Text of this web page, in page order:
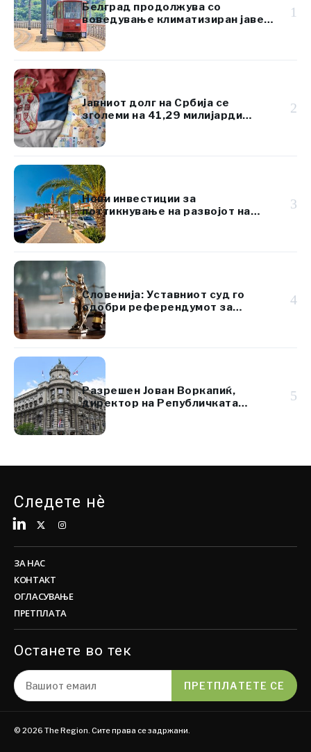
Белград продолжува со
воведување климатизиран јавен
превоз
1
Јавниот долг на Србија се
зголеми на 41,29 милијарди
евра, но остана под 45% од БДП
2
Нови инвестиции за
поттикнување на развојот на
островот Брач
3
Словенија: Уставниот суд го
одобри референдумот за
даночната реформа
4
Разрешен Јован Воркапиќ,
директор на Републичката
дирекција за имот на Србија
5
Следете нè
ЗА НАС
КОНТАКТ
ОГЛАСУВАЊЕ
ПРЕТПЛАТА
Останете во тек
ПРЕТПЛАТЕТЕ СЕ
© 2026 The Region. Сите права се задржани.